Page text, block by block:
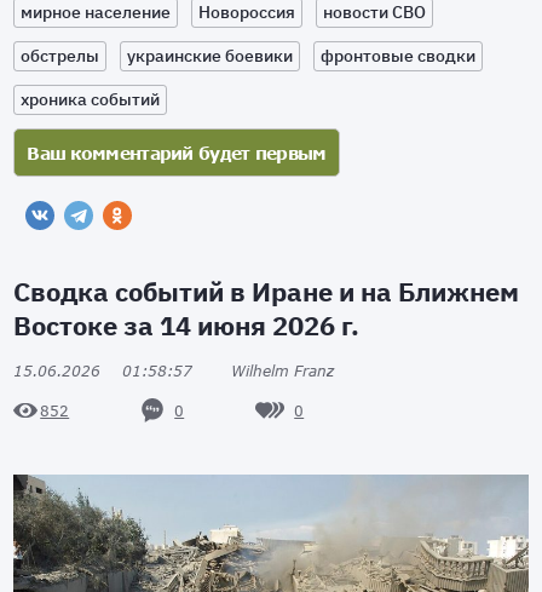
мирное население
Новороссия
новости СВО
обстрелы
украинские боевики
фронтовые сводки
хроника событий
Сводка событий в Иране и на Ближнем
Востоке за 14 июня 2026 г.
15.06.2026 01:58:57 Wilhelm Franz
852 0 0